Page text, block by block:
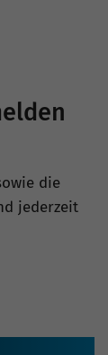
die
jederzeit